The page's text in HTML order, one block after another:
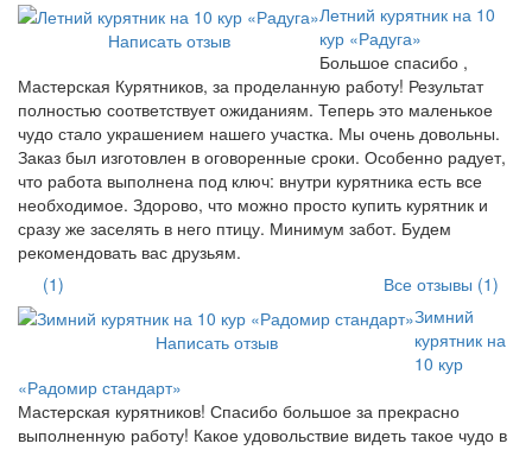
Написать отзыв
Летний курятник на 10
кур «Радуга»
Большое спасибо ,
Мастерская Курятников, за проделанную работу! Результат
полностью соответствует ожиданиям. Теперь это маленькое
чудо стало украшением нашего участка. Мы очень довольны.
Заказ был изготовлен в оговоренные сроки. Особенно радует,
что работа выполнена под ключ: внутри курятника есть все
необходимое. Здорово, что можно просто купить курятник и
сразу же заселять в него птицу. Минимум забот. Будем
рекомендовать вас друзьям.
(1)
Все отзывы (1)
Написать отзыв
Зимний
курятник на
10 кур
«Радомир стандарт»
Мастерская курятников! Спасибо большое за прекрасно
выполненную работу! Какое удовольствие видеть такое чудо в